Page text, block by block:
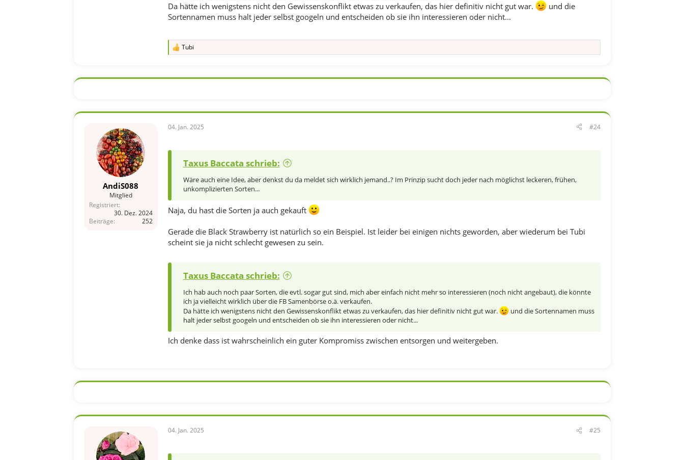
Da hätte ich wenigstens nicht den Gewissenskonflikt etwas zu verkaufen, das hier definitiv nicht gut war.
und die
Sortennamen muss halt jeder selbst googeln und entscheiden ob sie ihn interessieren oder nicht...
R
e
n
Tubi
AndiS088
Mitglied
Registriert
30. Dez. 2024
Beiträge
252
04. Jan. 2025 #24
Taxus Baccata schrieb:
Wäre auch eine Idee, aber denkst du da meldet sich wirklich jemand..? Im Prinzip sucht doch jeder nach möglichst leckeren, frühen,
unkomplizierten Sorten...
Naja, du hast die Sorten ja auch gekauft
Gerade die Black Strawberry ist natürlich so ein Beispiel. Ist leider bei einigen nichts geworden, aber wiederum bei Tubi
scheint sie ja nicht schlecht gewesen zu sein.
Taxus Baccata schrieb:
Ich hab auch noch paar Sorten, die evtl. sogar gut sind, mich aber einfach nicht mehr so interessieren (noch nicht angebaut), die könnte
ich ja vielleicht wirklich über die FB Samenbörse o.ä. verkaufen.
Da hätte ich wenigstens nicht den Gewissenskonflikt etwas zu verkaufen, das hier definitiv nicht gut war.
und die Sortennamen muss
halt jeder selbst googeln und entscheiden ob sie ihn interessieren oder nicht...
Ich denke dass ist wahrscheinlich ein guter Kompromiss zwischen entsorgen und weitergeben.
04. Jan. 2025 #25